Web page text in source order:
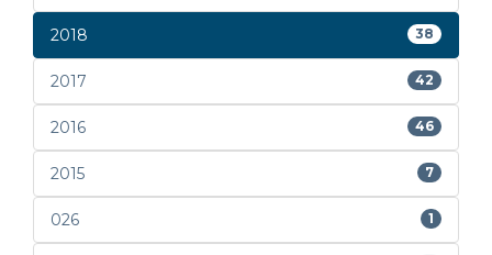
2018 38
2017 42
2016 46
2015 7
026 1